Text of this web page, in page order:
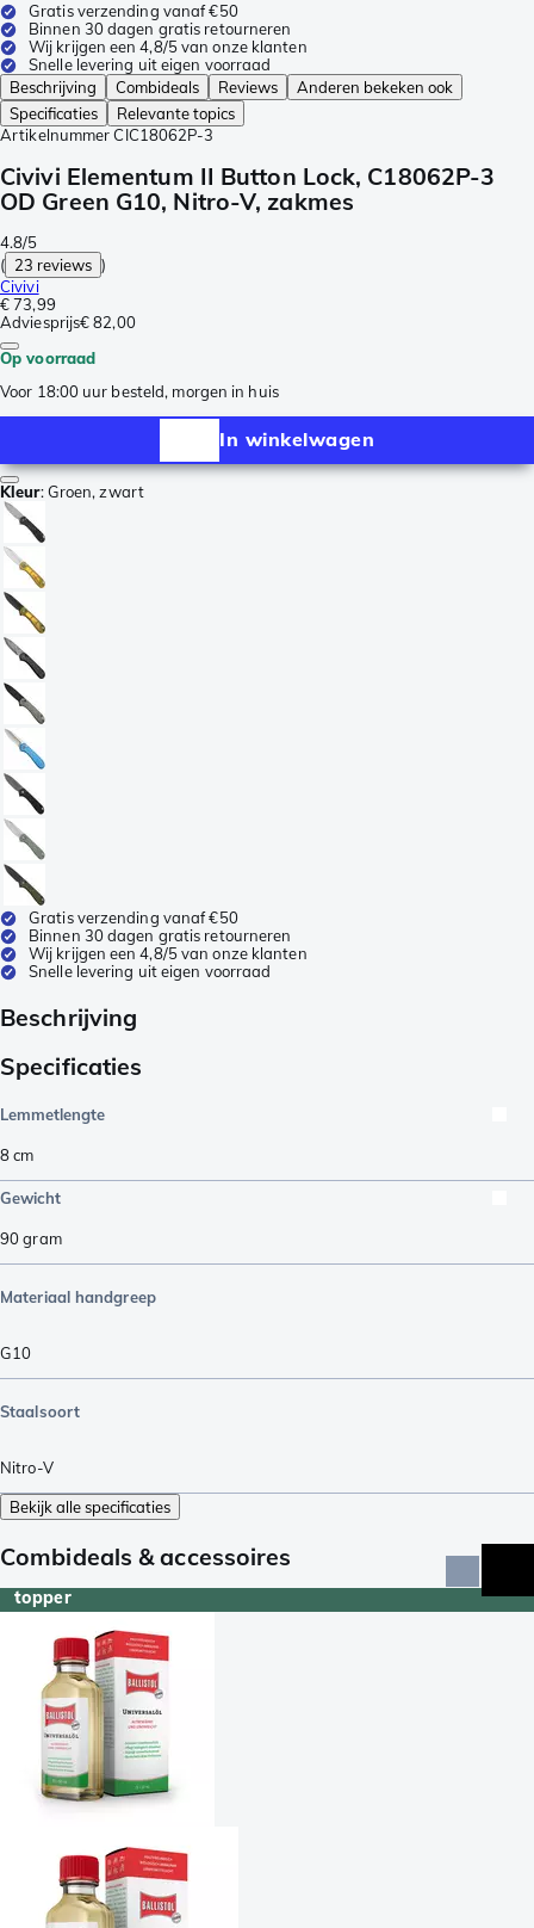
Gratis verzending vanaf €50
Binnen 30 dagen gratis retourneren
Wij krijgen een 4,8/5 van onze klanten
Snelle levering uit eigen voorraad
Beschrijving
Combideals Reviews
Anderen bekeken ook
Specificaties
Relevante topics
Artikelnummer CIC18062P-3
Civivi Elementum II Button Lock, C18062P-3
OD Green G10, Nitro-V, zakmes
4.8/5
( 23 reviews )
Civivi
€ 73,99
Adviesprijs€ 82,00
Op voorraad
Voor 18:00 uur besteld, morgen in huis
In winkelwagen
Kleur:Groen, zwart
Gratis verzending vanaf €50
Binnen 30 dagen gratis retourneren
Wij krijgen een 4,8/5 van onze klanten
Snelle levering uit eigen voorraad
Beschrijving
Specificaties
Lemmetlengte
8cm
Gewicht
90gram
Materiaal handgreep
G10
Staalsoort
Nitro-V
Bekijk alle specificaties
Combideals & accessoires
topper